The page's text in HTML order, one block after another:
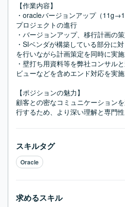
【作業内容】
・oracleバージョンアップ（
プロジェクトの進行
・バージョンアップ、移行計画の
・SIベンダが構築している部分に
を行いながら計画策定を同時に実
・壁打ち用資料等を弊社コンサル
ビューなどを含めエンド対応を実
【ポジションの魅力】
顧客との密なコミュニケーション
行するため、より深い理解と専門
スキルタグ
Oracle
求めるスキル